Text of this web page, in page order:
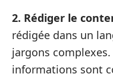
2. Rédiger le
rédigée dans un
jargons
informations sont